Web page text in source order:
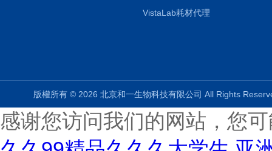
VistaLab耗材代理
版權所有 © 2026 北京和一生物科技有限公司 All Rights
感谢您访问我们的网站，您